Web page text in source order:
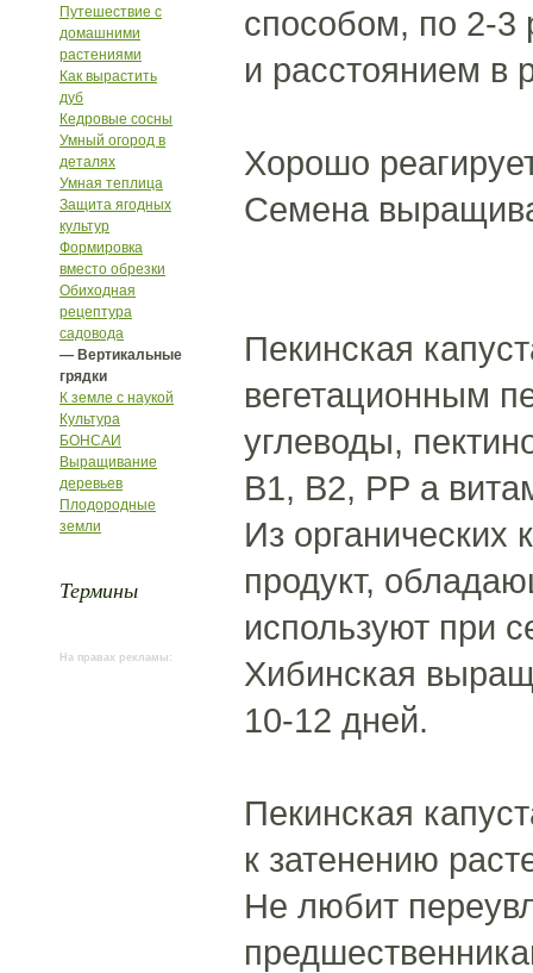
Путешествие с
домашними
растениями
Как вырастить
дуб
Кедровые сосны
Умный огород в
деталях
Умная теплица
Защита ягодных
культур
Формировка
вместо обрезки
Обиходная
рецептура
садовода
— Вертикальные
грядки
К земле с наукой
Культура
БОНСАИ
Выращивание
деревьев
Плодородные
земли
Термины
На правах рекламы:
способом, по 2-3
и расстоянием в
Хорошо
Семена
Пекинская
вегетационным
углеводы,
В1, В2, PР а
Из органических
продукт,
используют при
Хибинская
10-12 дней.
Пекинская
к затенению
Не любит